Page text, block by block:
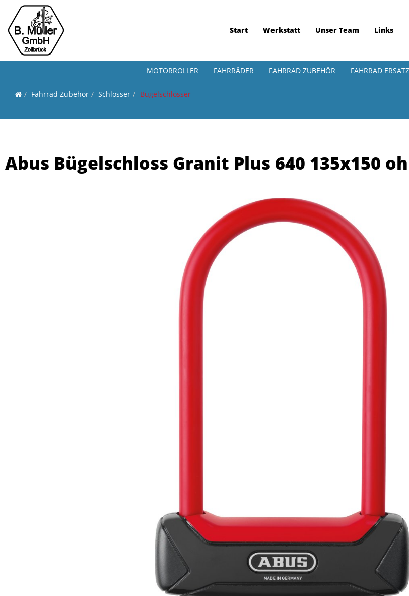
Start Werkstatt Unser Team Links
MOTORROLLER FAHRRÄDER FAHRRAD ZUBEHÖR FAHRRAD
Fahrrad Zubehör Schlösser Bügelschlösser
Abus Bügelschloss Granit Plus 640 135x150